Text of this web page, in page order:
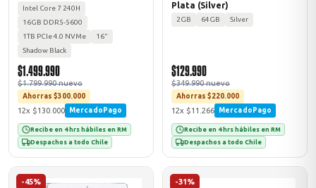
Intel Core 7 240H
16GB DDR5-5600
1TB PCIe 4.0 NVMe
16"
Shadow Black
$1.499.990
$1.799.990 nuevo
Ahorras $300.000
12x $130.000 MercadoPago
Recibe en 4 hrs hábiles en RM
Despachos a todo Chile
Plata (Silver)
2GB 64GB Silver
$129.990
$349.990 nuevo
Ahorras $220.000
12x $11.266 MercadoPago
Recibe en 4 hrs hábiles en RM
Despachos a todo Chile
-45% -31%